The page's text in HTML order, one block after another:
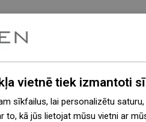
vietnē tiek izmantoti
sīkfailus, lai personalizētu
to, kā jūs lietojat mūsu vietni ar